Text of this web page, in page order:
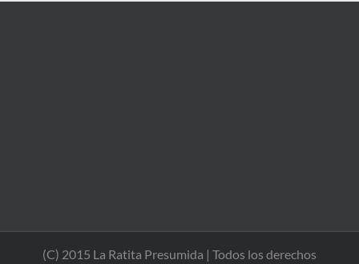
(C) 2015 La Ratita Presumida | Todos los derechos